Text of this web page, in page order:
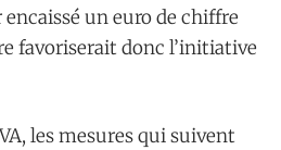
encaissé un euro de chiffre
favoriserait donc l’initiative
les mesures qui suivent